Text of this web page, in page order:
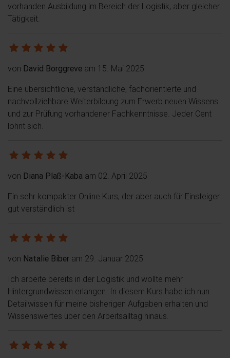
vorhanden Ausbildung im Bereich der Logistik, aber gleicher
Tätigkeit.
von David Borggreve am 15. Mai 2025
Eine übersichtliche, verständliche, fachorientierte und
nachvollziehbare Weiterbildung zum Erwerb neuen Wissens
und zur Prüfung vorhandener Fachkenntnisse. Jeder Cent
lohnt sich.
von Diana Plaß-Kaba am 02. April 2025
Ein sehr kompakter Online Kurs, der aber auch für Einsteiger
gut verständlich ist
von Natalie Biber am 29. Januar 2025
Ich arbeite bereits in der Logistik und wollte mehr
Hintergrundwissen erlangen. In diesem Kurs habe ich nun
Detailwissen für meine bisherigen Aufgaben erhalten und
Wissenswertes über den Arbeitsalltag hinaus.